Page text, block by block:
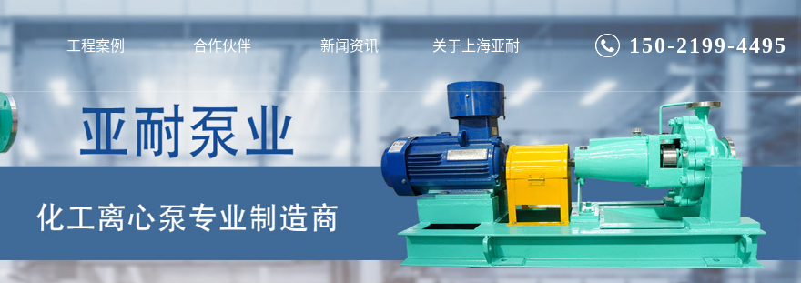
工程案例 合作伙伴 新闻资讯 关于上海亚耐 150-2199-4495